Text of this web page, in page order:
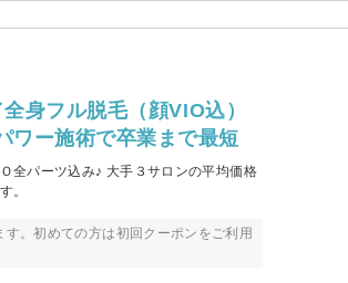
身フル脱毛（顔VIO込）
ワー施術で卒業まで最短
全パーツ込み♪ 大手３サロンの平均価格
。
。初めての方は初回クーポンをご利用